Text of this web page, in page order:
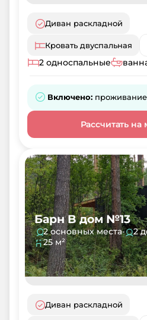
Диван раскладной
Кровать двуспальная
2 односпальные
Включено:
Рассчитать
Барн B дом №13
2 основных места• 2
25 м²
Диван раскладной